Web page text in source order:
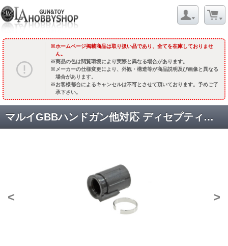
ホームページ掲載商品は取り扱い品であり、全てを在庫しておりませ
ん。
商品の色は閲覧環境により実際と異なる場合があります。
メーカーの仕様変更により、外観・構造等が商品説明及び画像と異なる
場合があります。
お客様都合によるキャンセルは不可とさせて頂いております。予めご了
承下さい。
マルイGBBハンドガン他対応 ディセプティコン ホップラバー&Cクリップ /80度 [TH06D80] [取寄:長納期]
< >